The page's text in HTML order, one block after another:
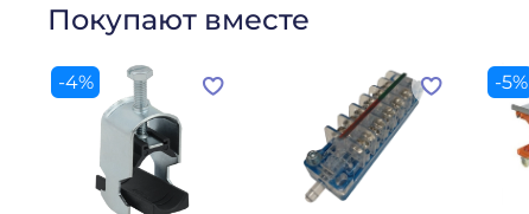
Покупают вместе
-4% -5%